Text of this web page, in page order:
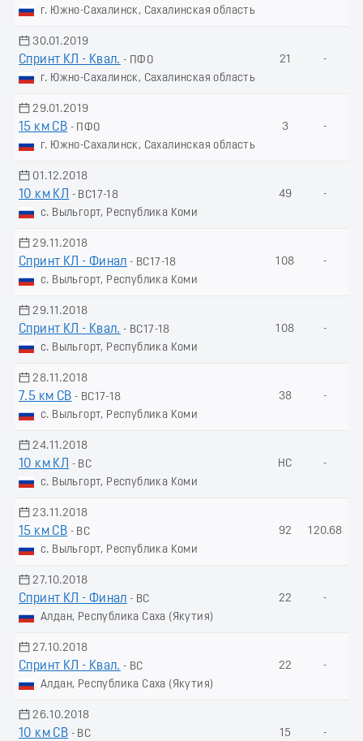
г. Южно-Сахалинск, Сахалинская область
30.01.2019
Спринт КЛ - Квал. - ПФО
г. Южно-Сахалинск, Сахалинская область
21 -
29.01.2019
15 км СВ - ПФО
г. Южно-Сахалинск, Сахалинская область
3 -
01.12.2018
10 км КЛ
- ВС17-18
с. Выльгорт, Республика Коми
49 -
29.11.2018
Спринт КЛ - Финал - ВС17-18
с. Выльгорт, Республика Коми
108 -
29.11.2018
Спринт КЛ - Квал. - ВС17-18
с. Выльгорт, Республика Коми
108 -
28.11.2018
7.5 км СВ - ВС17-18
с. Выльгорт, Республика Коми
38 -
24.11.2018
10 км КЛ
- ВС
с. Выльгорт, Республика Коми
НС -
23.11.2018
15 км СВ - ВС
с. Выльгорт, Республика Коми
92 120.68
27.10.2018
Спринт КЛ - Финал - ВС
Алдан, Республика Саха (Якутия)
22 -
27.10.2018
Спринт КЛ - Квал. - ВС
Алдан, Республика Саха (Якутия)
22 -
26.10.2018
10 км СВ - ВС
15 -